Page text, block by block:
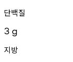
단백질
3 g
지방